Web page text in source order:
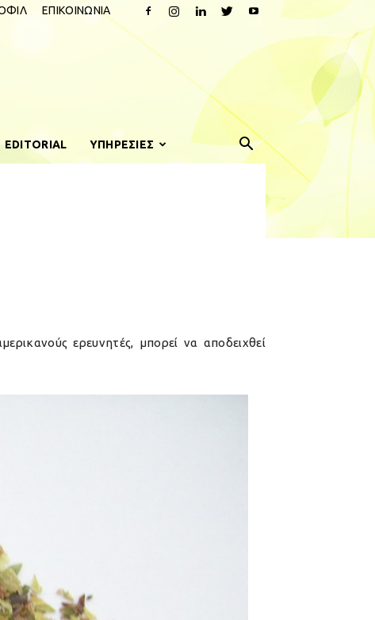
ΕΠΙΚΟΙΝΩΝΙΑ
EDITORIAL ΥΠΗΡΕΣΙΕΣ
ερευνητές, μπορεί να αποδειχθεί